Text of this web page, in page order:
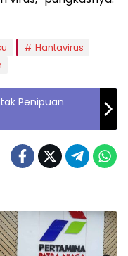
Hantavirus
Penipuan